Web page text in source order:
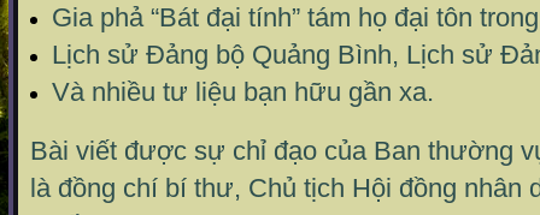
Gia phả “Bát đại tính” tám họ đại tôn
Lịch sử Đảng bộ Quảng Bình, Lịch sử
Và nhiều tư liệu bạn hữu gần xa.
Bài viết được sự chỉ đạo của Ban thường
là đồng chí bí thư, Chủ tịch Hội đồng nhân